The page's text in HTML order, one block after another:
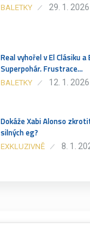
BALETKY 29. 1. 2026
Real vyhořel v El Clásiku
Superpohár. Frustrace…
BALETKY 12. 1. 2026
Dokáže Xabi Alonso
silných eg?
EXKLUZIVNĚ 8. 1.